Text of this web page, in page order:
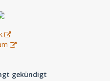
gekündigt